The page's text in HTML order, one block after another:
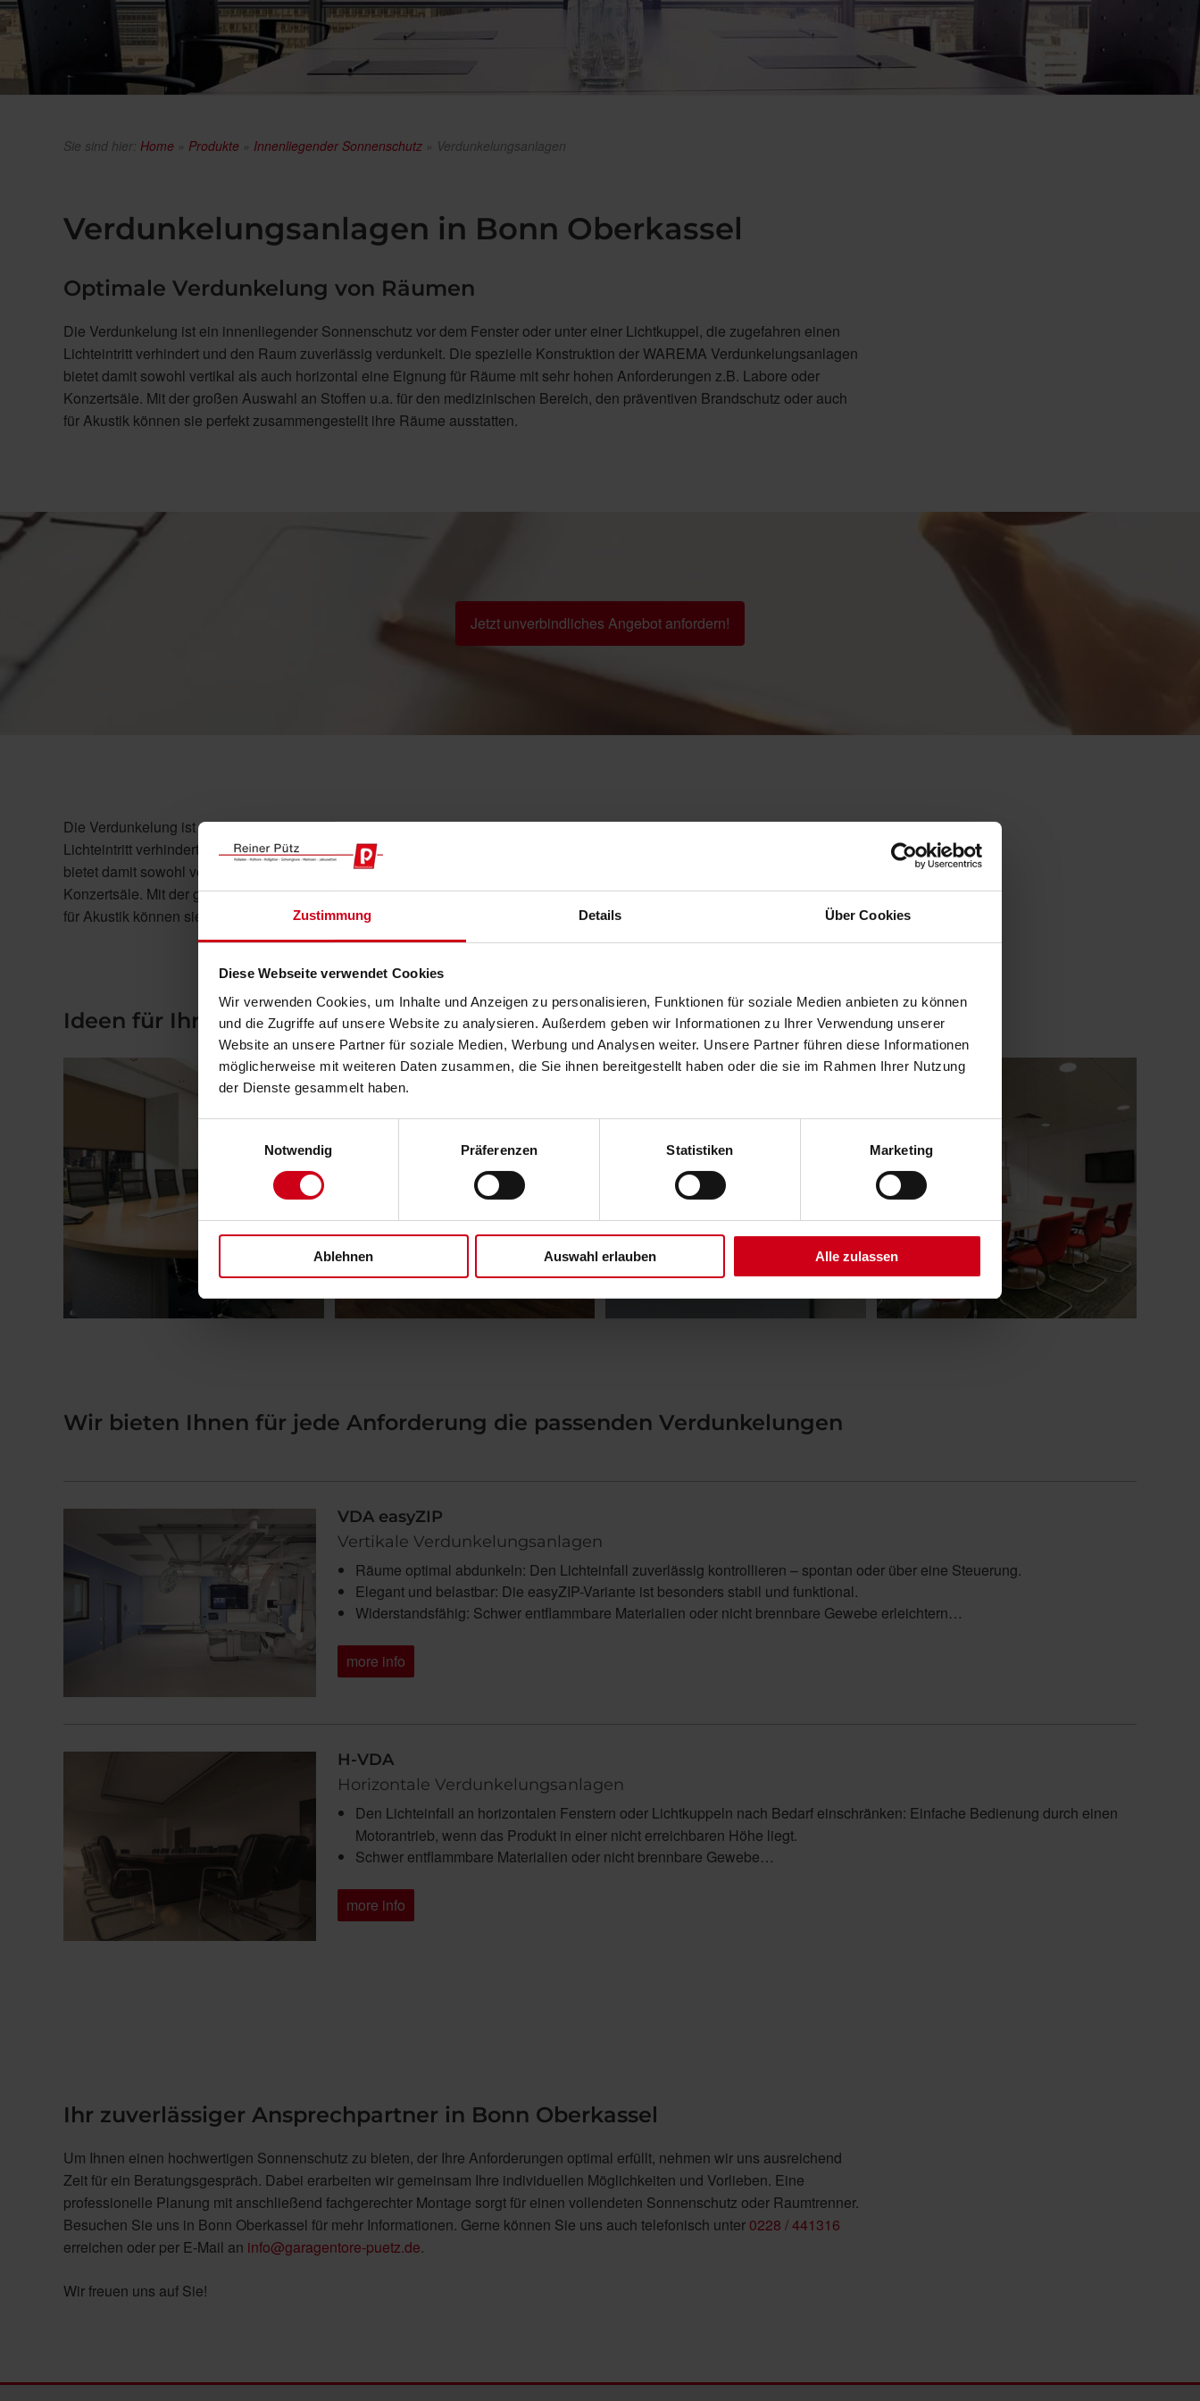
Zustimmung Details Über Cookies
Diese Webseite verwendet Cookies
Wir verwenden Cookies, um Inhalte und Anzeigen zu personalisieren, Funktionen für soziale Medien anbieten zu können
und die Zugriffe auf unsere Website zu analysieren. Außerdem geben wir Informationen zu Ihrer Verwendung unserer
Website an unsere Partner für soziale Medien, Werbung und Analysen weiter. Unsere Partner führen diese Informationen
möglicherweise mit weiteren Daten zusammen, die Sie ihnen bereitgestellt haben oder die sie im Rahmen Ihrer Nutzung
der Dienste gesammelt haben.
Notwendig
Präferenzen Statistiken Marketing
Ablehnen Auswahl erlauben Alle zulassen
Sie sind hier: Home » Produkte » Innenliegender Sonnenschutz » Verdunkelungsanlagen
Verdunkelungsanlagen in Bonn Oberkassel
Optimale Verdunkelung von Räumen
Die Verdunkelung ist ein innenliegender Sonnenschutz vor dem Fenster oder unter einer Lichtkuppel, die zugefahren einen
Lichteintritt verhindert und den Raum zuverlässig verdunkelt. Die spezielle Konstruktion der WAREMA Verdunkelungsanlagen
bietet damit sowohl vertikal als auch horizontal eine Eignung für Räume mit sehr hohen Anforderungen z.B. Labore oder
Konzertsäle. Mit der großen Auswahl an Stoffen u.a. für den medizinischen Bereich, den präventiven Brandschutz oder auch
für Akustik können sie perfekt zusammengestellt ihre Räume ausstatten.
Jetzt unverbindliches Angebot anfordern!
Die Verdunkelung ist ein innenliegender Sonnenschutz vor dem Fenster oder unter einer Lichtkuppel, die zugefahren einen
Lichteintritt verhindert und den Raum zuverlässig verdunkelt. Die spezielle Konstruktion der WAREMA Verdunkelungsanlagen
bietet damit sowohl vertikal als auch horizontal eine Eignung für Räume mit sehr hohen Anforderungen z.B. Labore oder
Konzertsäle. Mit der großen Auswahl an Stoffen u.a. für den medizinischen Bereich, den präventiven Brandschutz oder auch
für Akustik können sie perfekt zusammengestellt ihre Räume ausstatten.
Ideen für Ihr Objekt
Wir bieten Ihnen für jede Anforderung die passenden Verdunkelungen
VDA easyZIP
Vertikale Verdunkelungsanlagen
Räume optimal abdunkeln: Den Lichteinfall zuverlässig kontrollieren – spontan oder über eine Steuerung.
Elegant und belastbar: Die easyZIP-Variante ist besonders stabil und funktional.
Widerstandsfähig: Schwer entflammbare Materialien oder nicht brennbare Gewebe erleichtern…
more info
H-VDA
Horizontale Verdunkelungsanlagen
Den Lichteinfall an horizontalen Fenstern oder Lichtkuppeln nach Bedarf einschränken: Einfache Bedienung durch einen
Motorantrieb, wenn das Produkt in einer nicht erreichbaren Höhe liegt.
Schwer entflammbare Materialien oder nicht brennbare Gewebe…
more info
Ihr zuverlässiger Ansprechpartner in Bonn Oberkassel
Um Ihnen einen hochwertigen Sonnenschutz zu bieten, der Ihre Anforderungen optimal erfüllt, nehmen wir uns ausreichend
Zeit für ein Beratungsgespräch. Dabei erarbeiten wir gemeinsam Ihre individuellen Möglichkeiten und Vorlieben. Eine
professionelle Planung mit anschließend fachgerechter Montage sorgt für einen vollendeten Sonnenschutz oder Raumtrenner.
Besuchen Sie uns in Bonn Oberkassel für mehr Informationen. Gerne können Sie uns auch telefonisch unter 0228 / 441316
erreichen oder per E-Mail an info@garagentore-puetz.de.
Wir freuen uns auf Sie!